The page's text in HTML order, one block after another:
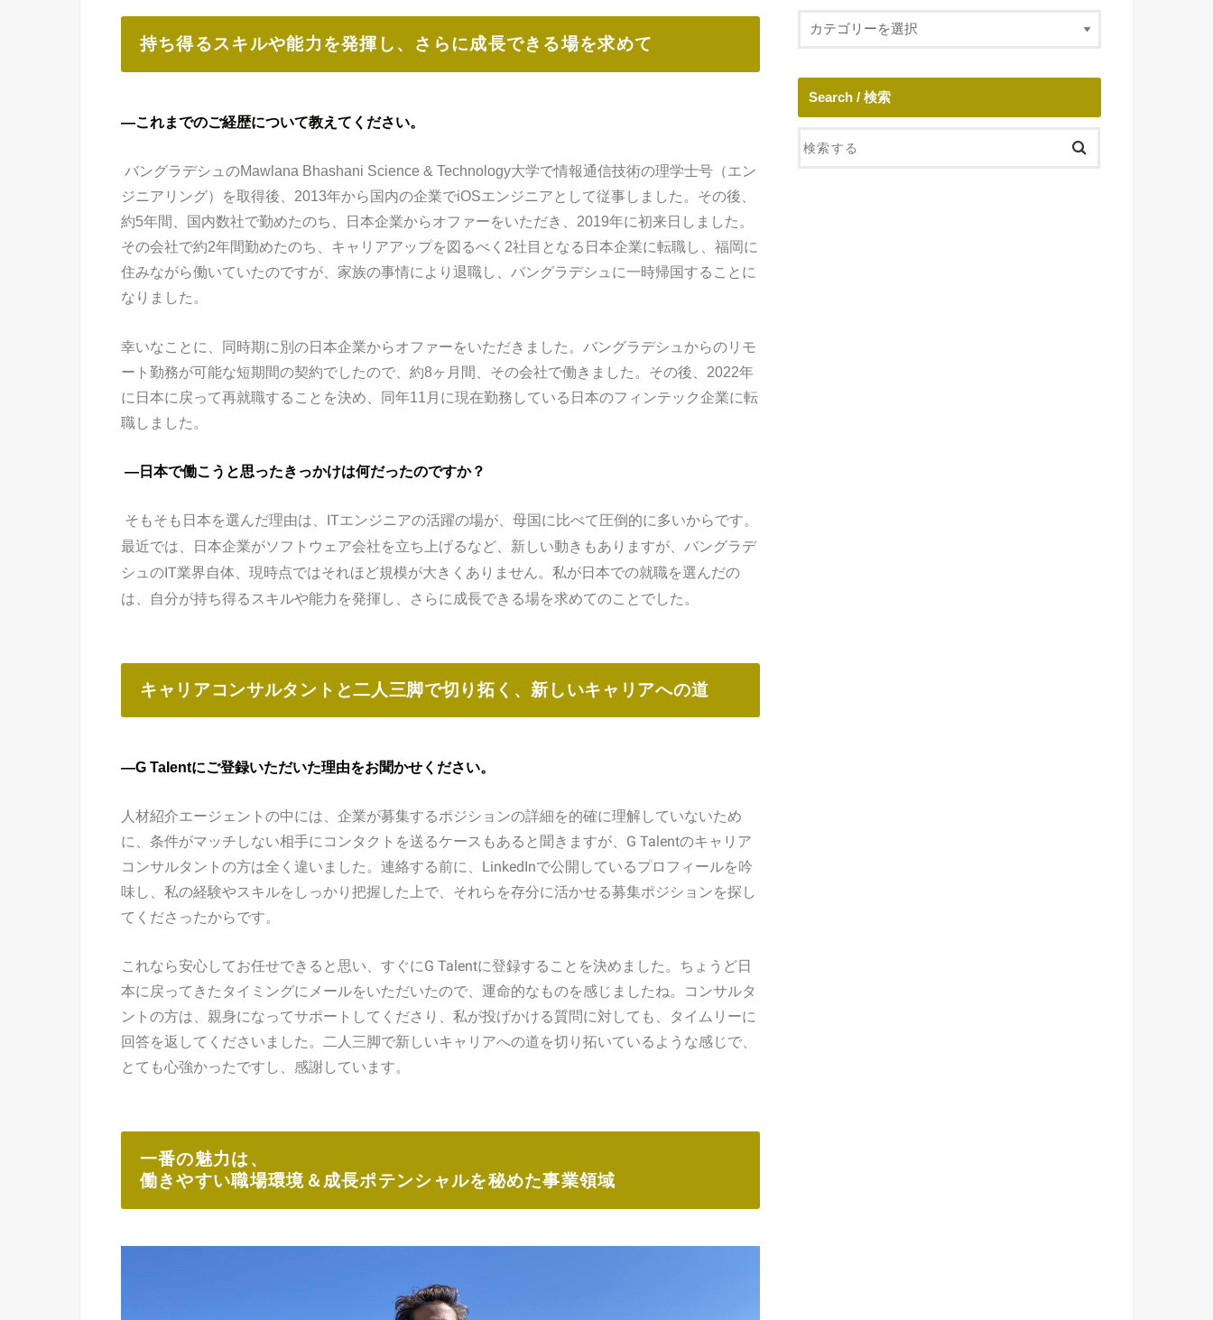
持ち得るスキルや能力を発揮し、さらに成長できる場を求めて
―これまでのご経歴について教えてください。
バングラデシュのMawlana Bhashani Science & Technology大学で情報通信技術の理学士号（エン
ジニアリング）を取得後、2013年から国内の企業でiOSエンジニアとして従事しました。その後、
約5年間、国内数社で勤めたのち、日本企業からオファーをいただき、2019年に初来日しました。
その会社で約2年間勤めたのち、キャリアアップを図るべく2社目となる日本企業に転職し、福岡に
住みながら働いていたのですが、家族の事情により退職し、バングラデシュに一時帰国することに
なりました。
幸いなことに、同時期に別の日本企業からオファーをいただきました。バングラデシュからのリモ
ート勤務が可能な短期間の契約でしたので、約8ヶ月間、その会社で働きました。その後、2022年
に日本に戻って再就職することを決め、同年11月に現在勤務している日本のフィンテック企業に転
職しました。
―日本で働こうと思ったきっかけは何だったのですか？
そもそも日本を選んだ理由は、ITエンジニアの活躍の場が、母国に比べて圧倒的に多いからです。
最近では、日本企業がソフトウェア会社を立ち上げるなど、新しい動きもありますが、バングラデ
シュのIT業界自体、現時点ではそれほど規模が大きくありません。私が日本での就職を選んだの
は、自分が持ち得るスキルや能力を発揮し、さらに成長できる場を求めてのことでした。
キャリアコンサルタントと二人三脚で切り拓く、新しいキャリアへの道
―G Talentにご登録いただいた理由をお聞かせください。
人材紹介エージェントの中には、企業が募集するポジションの詳細を的確に理解していないため
に、条件がマッチしない相手にコンタクトを送るケースもあると聞きますが、G Talentのキャリア
コンサルタントの方は全く違いました。連絡する前に、LinkedInで公開しているプロフィールを吟
味し、私の経験やスキルをしっかり把握した上で、それらを存分に活かせる募集ポジションを探し
てくださったからです。
これなら安心してお任せできると思い、すぐにG Talentに登録することを決めました。ちょうど日
本に戻ってきたタイミングにメールをいただいたので、運命的なものを感じましたね。コンサルタ
ントの方は、親身になってサポートしてくださり、私が投げかける質問に対しても、タイムリーに
回答を返してくださいました。二人三脚で新しいキャリアへの道を切り拓いているような感じで、
とても心強かったですし、感謝しています。
一番の魅力は、
働きやすい職場環境＆成長ポテンシャルを秘めた事業領域
Search / 検索